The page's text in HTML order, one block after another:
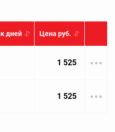
дней Цена руб.
1 525
1 525